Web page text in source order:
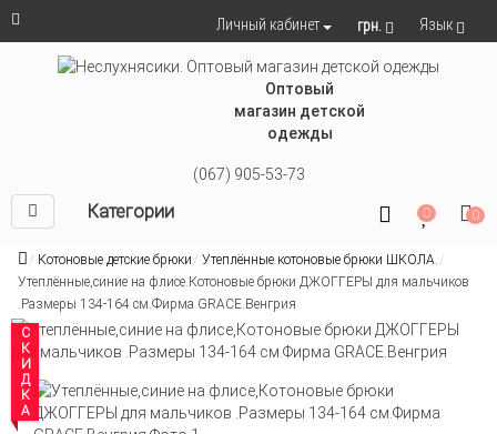
Личный кабинет грн. Язык
Оптовый
магазин детской
одежды
(067) 905-53-73
Категории 0 0
Котоновые детские брюки
Утеплённые котоновые брюки ШКОЛА.
Утеплённые,синие на флисе.Котоновые брюки ДЖОГГЕРЫ для мальчиков
.Размеры 134-164 см.Фирма GRACE.Венгрия
СКИДКА